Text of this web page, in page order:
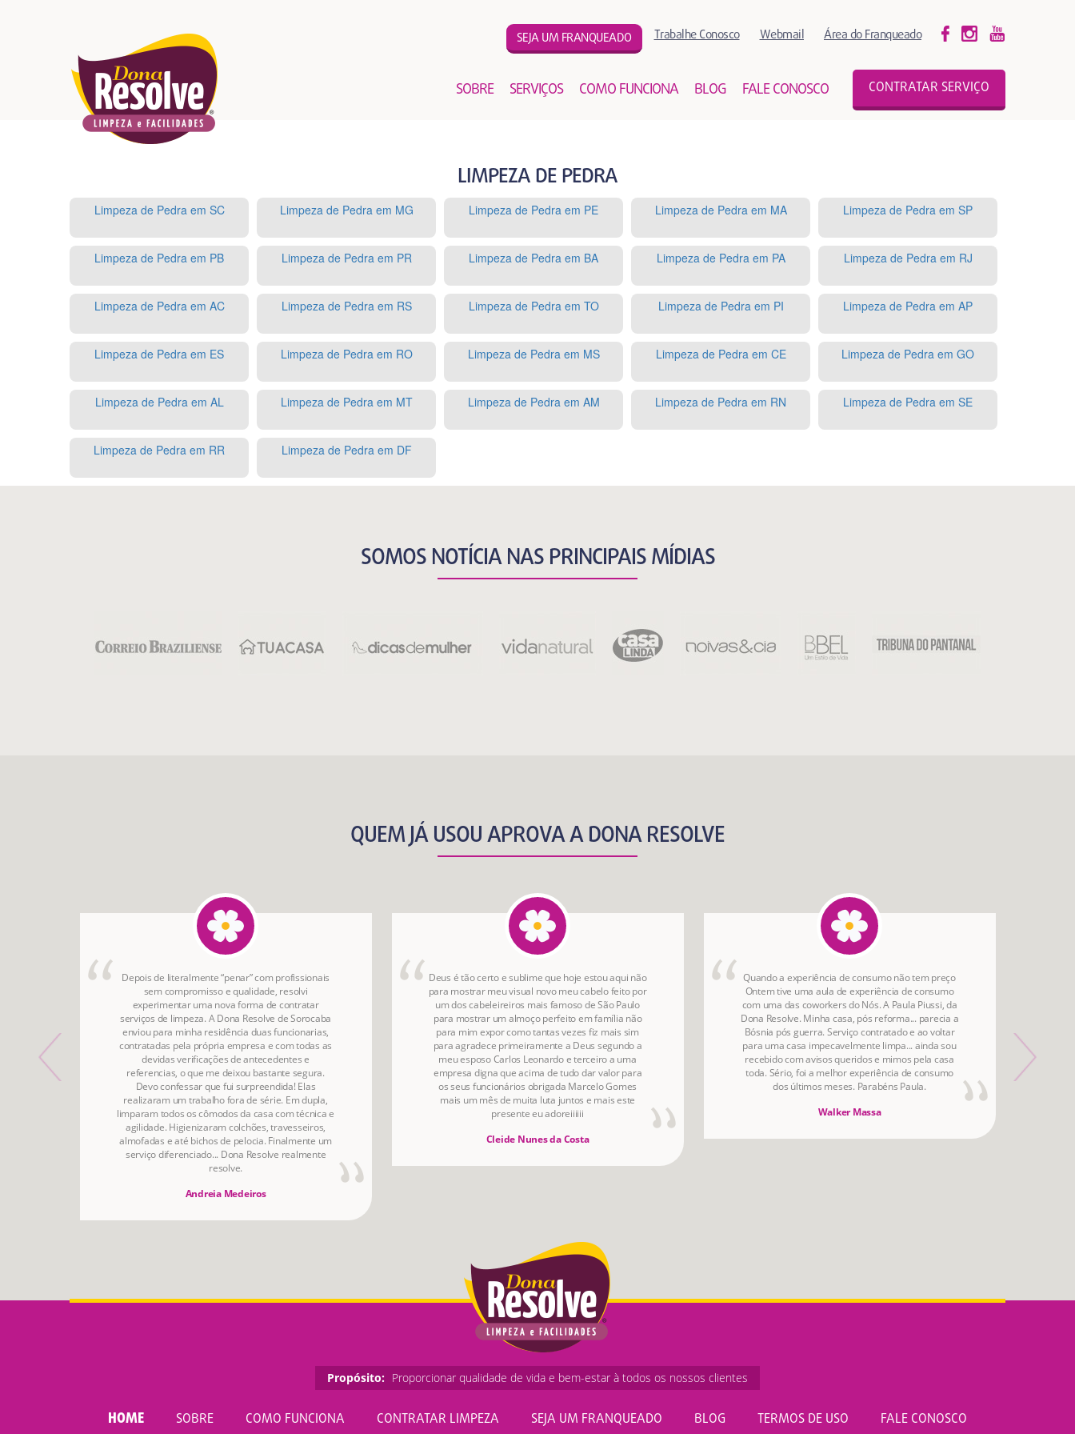
SEJA UM FRANQUEADO Trabalhe Conosco Webmail Área do Franqueado
SOBRE SERVIÇOS COMO FUNCIONA BLOG FALE CONOSCO CONTRATAR SERVIÇO
LIMPEZA DE PEDRA
Limpeza de Pedra em SC Limpeza de Pedra em MG Limpeza de Pedra em PE Limpeza de Pedra em MA Limpeza de Pedra em SP
Limpeza de Pedra em PB Limpeza de Pedra em PR Limpeza de Pedra em BA Limpeza de Pedra em PA Limpeza de Pedra em RJ
Limpeza de Pedra em AC Limpeza de Pedra em RS Limpeza de Pedra em TO Limpeza de Pedra em PI Limpeza de Pedra em AP
Limpeza de Pedra em ES Limpeza de Pedra em RO Limpeza de Pedra em MS Limpeza de Pedra em CE Limpeza de Pedra em GO
Limpeza de Pedra em AL Limpeza de Pedra em MT Limpeza de Pedra em AM Limpeza de Pedra em RN Limpeza de Pedra em SE
Limpeza de Pedra em RR Limpeza de Pedra em DF
SOMOS NOTÍCIA NAS PRINCIPAIS MÍDIAS
QUEM JÁ USOU APROVA A DONA RESOLVE
Depois de literalmente “penar” com profissionais
sem compromisso e qualidade, resolvi
experimentar uma nova forma de contratar
serviços de limpeza. A Dona Resolve de Sorocaba
enviou para minha residência duas funcionarias,
contratadas pela própria empresa e com todas as
devidas verificações de antecedentes e
referencias, o que me deixou bastante segura.
Devo confessar que fui surpreendida! Elas
realizaram um trabalho fora de série. Em dupla,
limparam todos os cômodos da casa com técnica e
agilidade. Higienizaram colchões, travesseiros,
almofadas e até bichos de pelocia. Finalmente um
serviço diferenciado... Dona Resolve realmente
resolve.
Andreia Medeiros
Deus é tão certo e sublime que hoje estou aqui não
para mostrar meu visual novo meu cabelo feito por
um dos cabeleireiros mais famoso de São Paulo
para mostrar um almoço perfeito em família não
para mim expor como tantas vezes fiz mais sim
para agradece primeiramente a Deus segundo a
meu esposo Carlos Leonardo e terceiro a uma
empresa digna que acima de tudo dar valor para
os seus funcionários obrigada Marcelo Gomes
mais um mês de muita luta juntos e mais este
presente eu adoreiiiiii
Cleide Nunes da Costa
Quando a experiência de consumo não tem preço
Ontem tive uma aula de experiência de consumo
com uma das coworkers do Nós. A Paula Piussi, da
Dona Resolve. Minha casa, pós reforma... parecia a
Bósnia pós guerra. Serviço contratado e ao voltar
para uma casa impecavelmente limpa... ainda sou
recebido com avisos queridos e mimos pela casa
toda. Sério, foi a melhor experiência de consumo
dos últimos meses. Parabéns Paula.
Walker Massa
Propósito: Proporcionar qualidade de vida e bem-estar à todos os nossos clientes
HOME SOBRE COMO FUNCIONA CONTRATAR LIMPEZA SEJA UM FRANQUEADO BLOG TERMOS DE USO FALE CONOSCO